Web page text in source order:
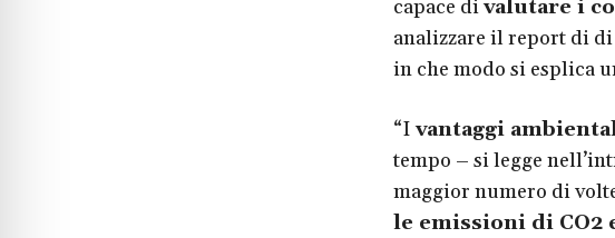
capace divalutare i
analizzare il report di di
in che modo si esplica
“Ivantaggi
tempo – si legge
maggior numero di
le emissioni di CO2